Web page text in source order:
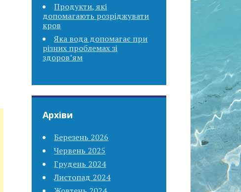
Продукти, які
допомагають розріджувати
кров
Яка вода допомагає при
різних проблемах зі
здоров’ям
Архіви
Березень 2026
Червень 2025
Грудень 2024
Листопад 2024